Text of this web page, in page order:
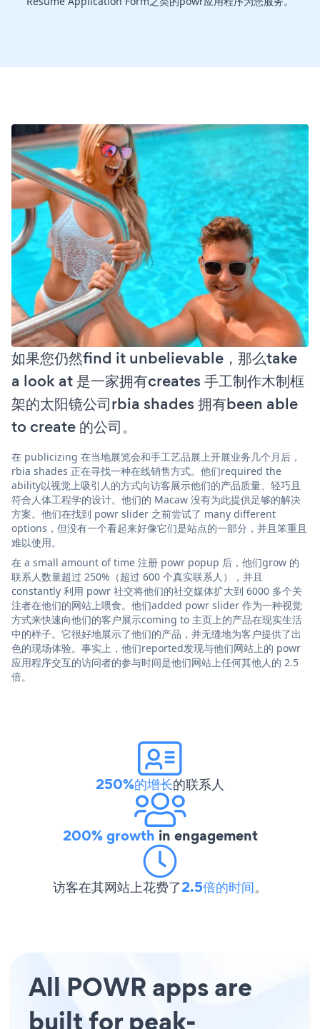
如果您仍然find it unbelievable，那么take
a look at 是一家拥有creates 手工制作木制框
架的太阳镜公司rbia shades 拥有been able
to create 的公司。
在 publicizing 在当地展览会和手工艺品展上开展业务几个月后，
rbia shades 正在寻找一种在线销售方式。他们required the
ability以视觉上吸引人的方式向访客展示他们的产品质量、轻巧且
符合人体工程学的设计。他们的 Macaw 没有为此提供足够的解决
方案。他们在找到 powr slider 之前尝试了 many different
options，但没有一个看起来好像它们是站点的一部分，并且笨重且
难以使用。
在 a small amount of time 注册 powr popup 后，他们grow 的
联系人数量超过 250%（超过 600 个真实联系人），并且
constantly 利用 powr 社交将他们的社交媒体扩大到 6000 多个关
注者在他们的网站上喂食。他们added powr slider 作为一种视觉
方式来快速向他们的客户展示coming to 主页上的产品在现实生活
中的样子。它很好地展示了他们的产品，并无缝地为客户提供了出
色的现场体验。事实上，他们reported发现与他们网站上的 powr
应用程序交互的访问者的参与时间是他们网站上任何其他人的 2.5
倍。
250%的增长的联系人
200% growth in engagement
访客在其网站上花费了2.5倍的时间。
All POWR apps are
built for peak-